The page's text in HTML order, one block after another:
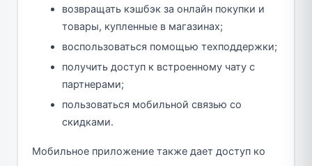
возвращать кэшбэк за онлайн покупки и
товары, купленные в магазинах;
воспользоваться помощью техподдержки;
получить доступ к встроенному чату с
партнерами;
пользоваться мобильной связью со
скидками.
Мобильное приложение также дает доступ ко